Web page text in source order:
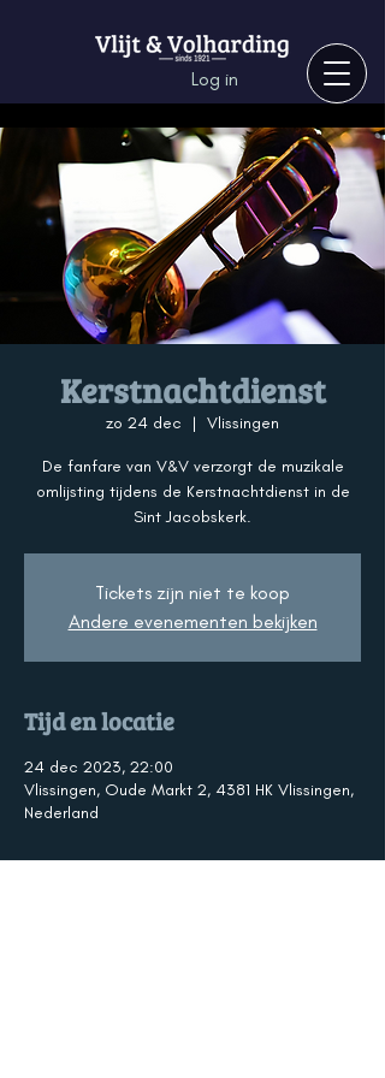
Log in
Kerstnachtdienst
zo 24 dec
  |
Vlissingen
De fanfare van V&V verzorgt de muzikale
omlijsting tijdens de Kerstnachtdienst in de
Sint Jacobskerk.
Tickets zijn niet te koop
Andere evenementen bekijken
Tijd en locatie
24 dec 2023, 22:00
Vlissingen, Oude Markt 2, 4381 HK Vlissingen,
Nederland